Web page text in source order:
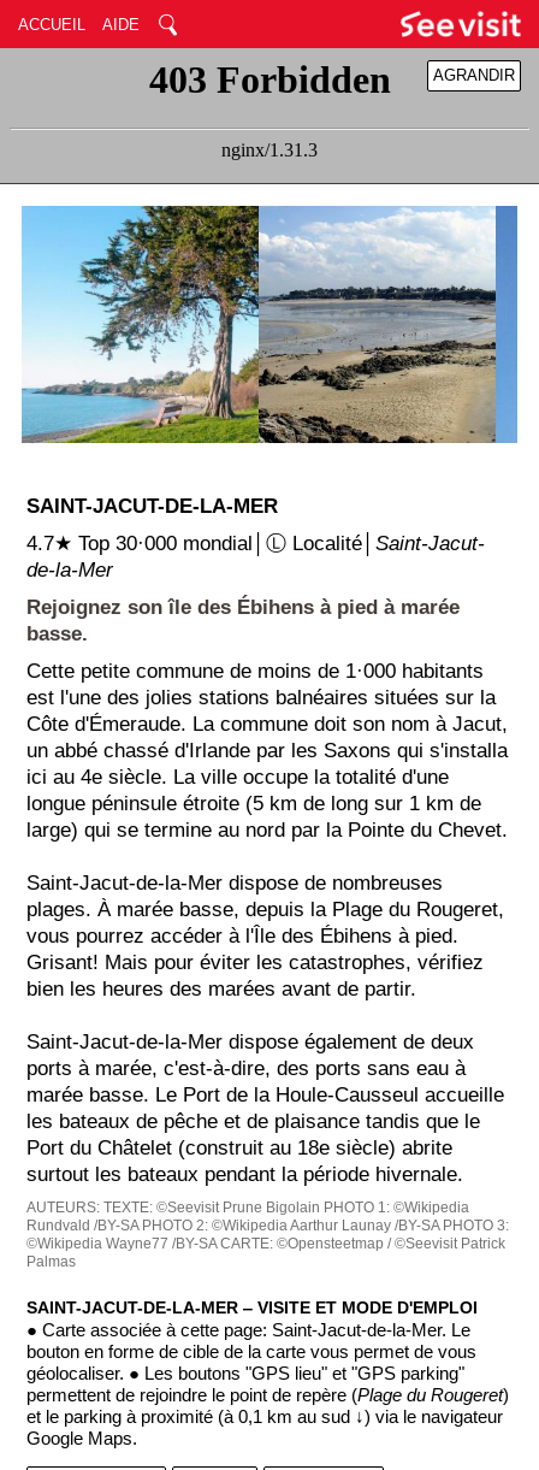
ACCUEIL AIDE
RÉDUIRE
AGRANDIR
SAINT-JACUT-DE-LA-MER
4.7★ Top 30·000 mondial│Ⓛ Localité│Saint-Jacut-
de-la-Mer
Rejoignez son île des Ébihens à pied à marée
basse.
Cette petite commune de moins de 1·000 habitants
est l'une des jolies stations balnéaires situées sur la
Côte d'Émeraude. La commune doit son nom à Jacut,
un abbé chassé d'Irlande par les Saxons qui s'installa
ici au 4e siècle. La ville occupe la totalité d'une
longue péninsule étroite (5 km de long sur 1 km de
large) qui se termine au nord par la Pointe du Chevet.
Saint-Jacut-de-la-Mer dispose de nombreuses
plages. À marée basse, depuis la Plage du Rougeret,
vous pourrez accéder à l'Île des Ébihens à pied.
Grisant! Mais pour éviter les catastrophes, vérifiez
bien les heures des marées avant de partir.
Saint-Jacut-de-la-Mer dispose également de deux
ports à marée, c'est-à-dire, des ports sans eau à
marée basse. Le Port de la Houle-Causseul accueille
les bateaux de pêche et de plaisance tandis que le
Port du Châtelet (construit au 18e siècle) abrite
surtout les bateaux pendant la période hivernale.
AUTEURS:TEXTE: ©Seevisit Prune Bigolain PHOTO 1: ©Wikipedia
Rundvald /BY-SA PHOTO 2: ©Wikipedia Aarthur Launay /BY-SA PHOTO 3:
©Wikipedia Wayne77 /BY-SA CARTE: ©Opensteetmap / ©Seevisit Patrick
Palmas
SAINT-JACUT-DE-LA-MER ‒ VISITE ET MODE D'EMPLOI
● Carte associée à cette page: Saint-Jacut-de-la-Mer. Le
bouton en forme de cible de la carte vous permet de vous
géolocaliser. ● Les boutons "GPS lieu" et "GPS parking"
permettent de rejoindre le point de repère (Plage du Rougeret)
et le parking à proximité (à 0,1 km au sud ↓) via le navigateur
Google Maps.